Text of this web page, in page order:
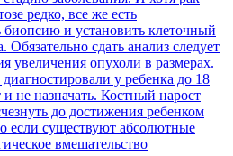
редко, все же есть
биопсию и установить клеточный
Обязательно сдать анализ следует
увеличения опухоли в размерах.
у ребенка до 18
не назначать. Костный нарост
до достижения ребенком
если существуют абсолютные
вмешательство